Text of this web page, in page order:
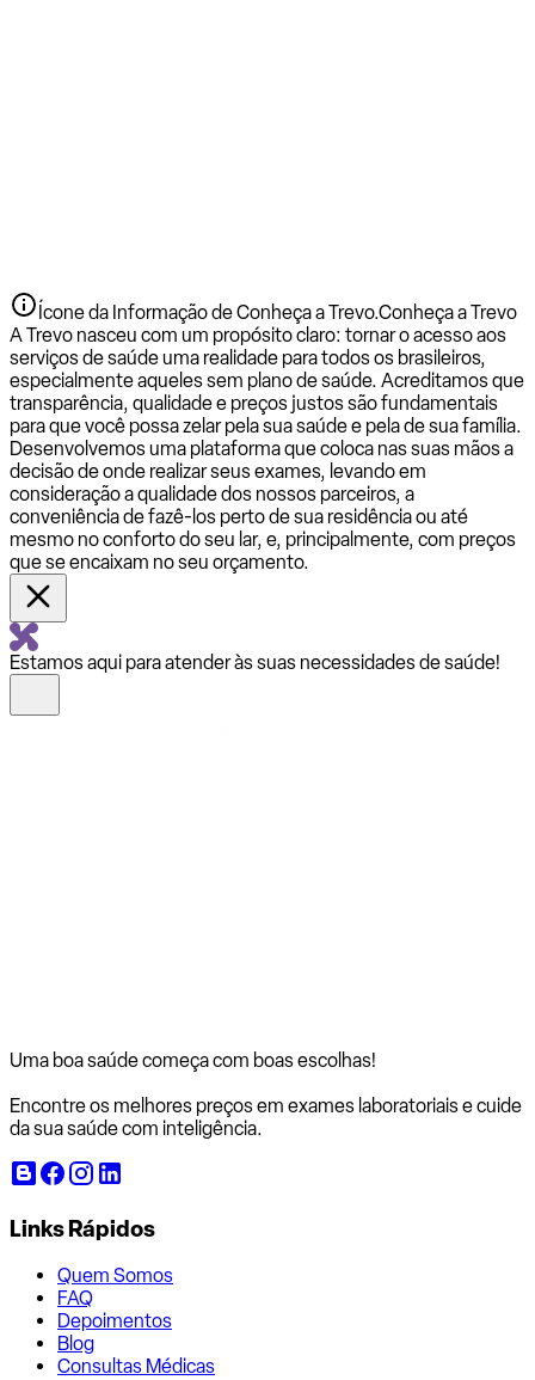
Ícone da Informação de Conheça a Trevo.Conheça a Trevo
A Trevo nasceu com um propósito claro: tornar o acesso aos
serviços de saúde uma realidade para todos os brasileiros,
especialmente aqueles sem plano de saúde. Acreditamos que
transparência, qualidade e preços justos são fundamentais
para que você possa zelar pela sua saúde e pela de sua família.
Desenvolvemos uma plataforma que coloca nas suas mãos a
decisão de onde realizar seus exames, levando em
consideração a qualidade dos nossos parceiros, a
conveniência de fazê-los perto de sua residência ou até
mesmo no conforto do seu lar, e, principalmente, com preços
que se encaixam no seu orçamento.
Estamos aqui para atender às suas necessidades de saúde!
Uma boa saúde começa com boas escolhas!
Encontre os melhores preços em exames laboratoriais e cuide
da sua saúde com inteligência.
Links Rápidos
Quem Somos
FAQ
Depoimentos
Blog
Consultas Médicas